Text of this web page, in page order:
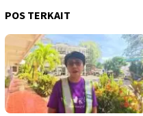
POS TERKAIT